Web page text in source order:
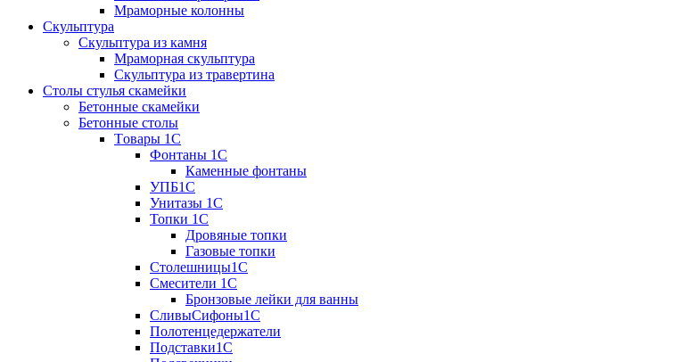
Мраморные колонны
Скульптура
Скульптура из камня
Мраморная скульптура
Скульптура из травертина
Столы стулья скамейки
Бетонные скамейки
Бетонные столы
Tовары 1C
Фонтаны 1C
Каменные фонтаны
УПБ1С
Унитазы 1С
Топки 1С
Дровяные топки
Газовые топки
Столешницы1С
Смесители 1С
Бронзовые лейки для ванны
СливыСифоны1С
Полотенцедержатели
Подставки1С